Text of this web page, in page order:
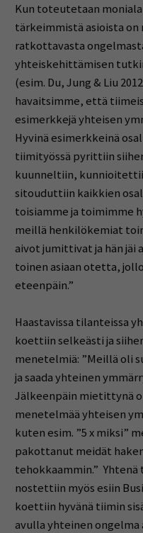
Kun toteutetaan
tärkeimmistä asioista
ratkottavasta
yhteiskehittämisen
(esim. Du, Jung & Liu
havaitsimme, että
esimerkkejä yhteisen
Hyvinä esimerkkeinä
tiimityössä pyrittiin
kuunneltiin,
sitouduttiin kaikkien
toisiamme ja toimimme
meillä henkilökemiat
aivot jumittivat ja hän jäi
toinen asiaan otetta,
eteenpäin.”
Haastavissa tilanteissa
koettiin selkeästi ja
menetelmiä: ”Meillä oli
ja saada yhteinen
Jälkeenpäin mietittynä
menetelmää yhteisen
kuten esim. ”5 x miksi”
pakottanut meidät
tehokkaammin.”
nostettiin myös esiin
koettiin hyvänä tiimin
avulla yhteinen